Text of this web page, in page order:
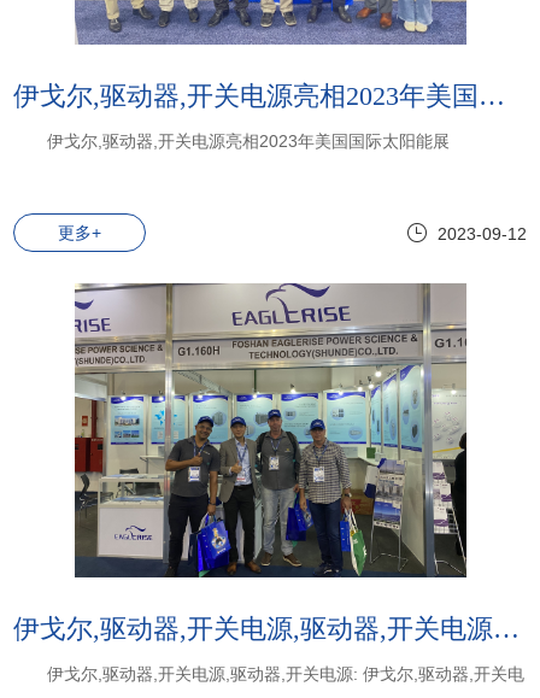
伊戈尔,驱动器,开关电源亮相2023年美国国际太阳能展
伊戈尔,驱动器,开关电源亮相2023年美国国际太阳能展
更多+ 2023-09-12
伊戈尔,驱动器,开关电源,驱动器,开关电源:伊戈尔,驱动器,开关电源亮相2023南美国际太阳能展
伊戈尔,驱动器,开关电源,驱动器,开关电源: 伊戈尔,驱动器,开关电